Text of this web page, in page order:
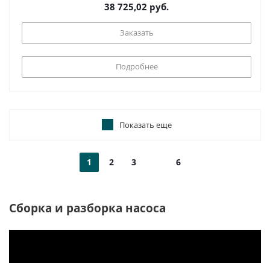
38 725,02 руб.
Заказать
Подробнее
Показать еще
1 2 3 6
Сборка и разборка насоса